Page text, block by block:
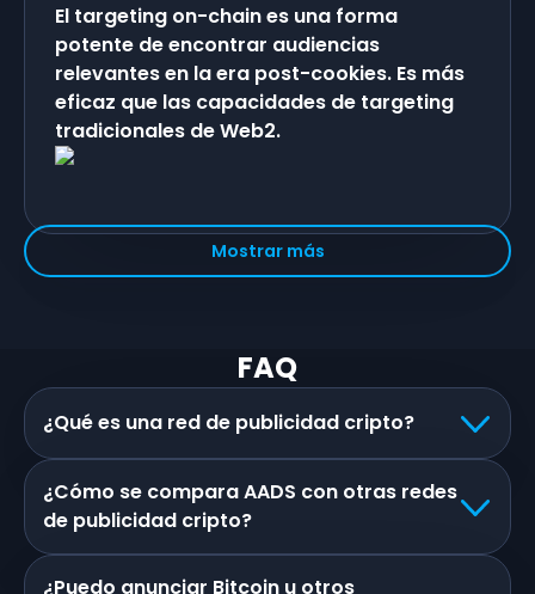
El targeting on-chain es una forma
potente de encontrar audiencias
relevantes en la era post-cookies. Es más
eficaz que las capacidades de targeting
tradicionales de Web2.
Mostrar más
FAQ
¿Qué es una red de publicidad cripto?
¿Cómo se compara AADS con otras redes
de publicidad cripto?
¿Puedo anunciar Bitcoin u otros